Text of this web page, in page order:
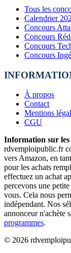
Tous les
Calendrier
Concours
Concours
Concours
Concours
À propos
Contact
Mentions
CGU
Information sur les
rdvemploipublic.fr
vers Amazon, en
pour les achats
effectuez un achat
percevons une
vous. Cela nous
indépendant. Nos
annonceur n'achète
programmes.
© 2026